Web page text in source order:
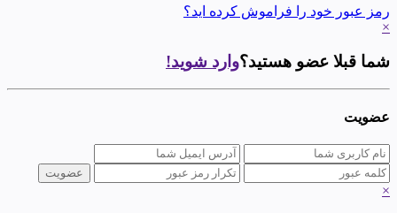
رمز عبور خود را فراموش کرده اید؟
×
شما قبلا عضو هستید؟وارد شوید!
عضویت
×